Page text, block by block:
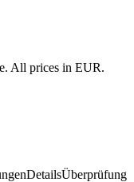
All prices in EUR.
DetailsÜberprüfung